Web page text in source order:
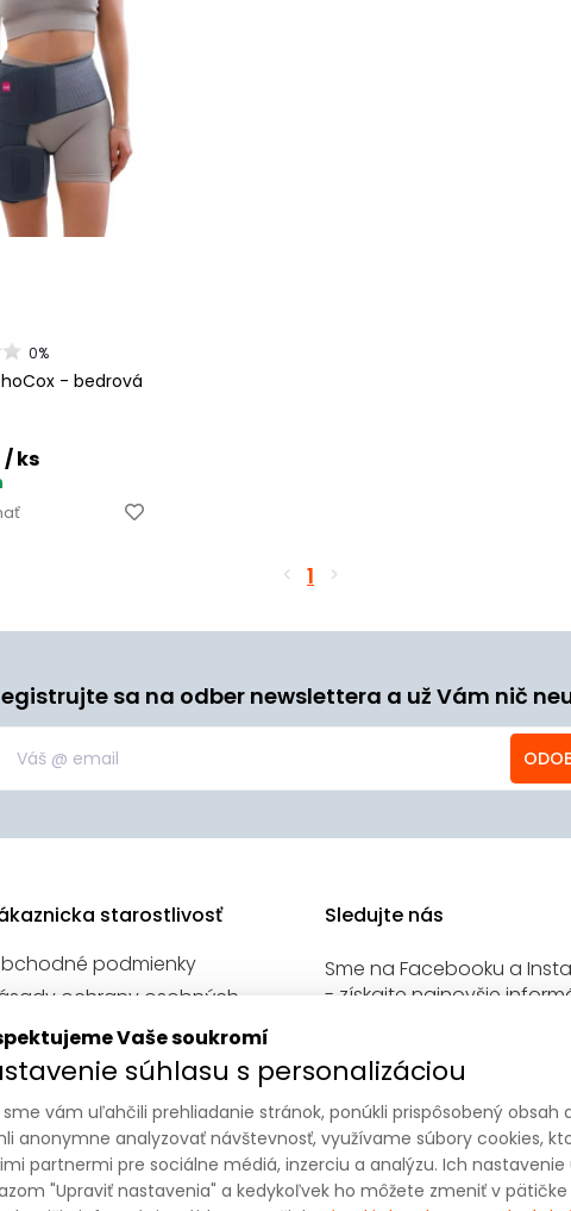
0%
- bedrová
/ ks
1
sa na odber newslettera a už Vám nič
starostlivosť
podmienky
ochrany osobných
údajov
Nastavenie cookies
Sledujte nás
Sme na Facebooku a
- získajte najnovšie
Vaše soukromí
súhlasu s personalizáciou
sme vám uľahčili prehliadanie stránok, ponúkli prispôsobený obsah
anonymne analyzovať návštevnosť, využívame súbory cookies,
partnermi pre sociálne médiá, inzerciu a analýzu. Ich
"Upraviť nastavenia" a kedykoľvek ho môžete zmeniť v pätičke